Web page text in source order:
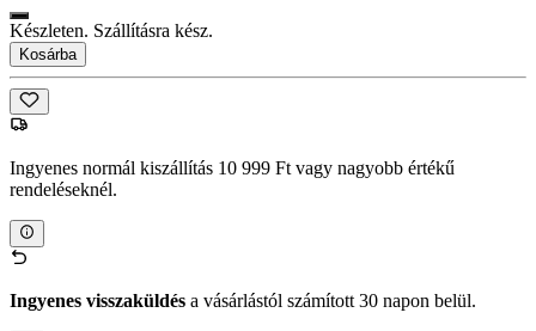
Készleten. Szállításra kész.
Kosárba
Ingyenes normál kiszállítás 10 999 Ft vagy nagyobb értékű
rendeléseknél.
Ingyenes visszaküldés a vásárlástól számított 30 napon belül.